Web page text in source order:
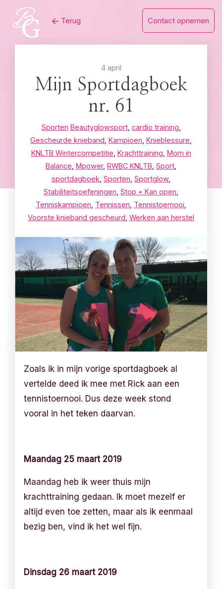
content
Terug Contact opnemen
4 april
Mijn Sportdagboek
nr. 61
Sporten Beautyglowsport, cardio training
Gescheurde knieband Kampioen Knieblessure
KNLTB Wintercompetitie Krachttraining Mom in
Balance Mpower, RWBC KNLTB Sport
sportdagboek Sporten Sportglow,
Stabiliteitsoefeningen Stop + Kan open
Tenniskampioen Tennissen Tennistoernooi
Voorste knieband gescheurd Werken aan herstel
Zoals ik in mijn vorige sportdagboek al
vertelde deed ik mee met Rick aan een
tennistoernooi. Dus deze week stond
vooral in het teken daarvan.
Maandag 25 maart 2019
Maandag heb ik weer thuis mijn
krachttraining gedaan. Ik moet mezelf er
altijd even toe zetten, maar als ik eenmaal
bezig ben, vind ik het wel fijn.
Dinsdag 26 maart 2019